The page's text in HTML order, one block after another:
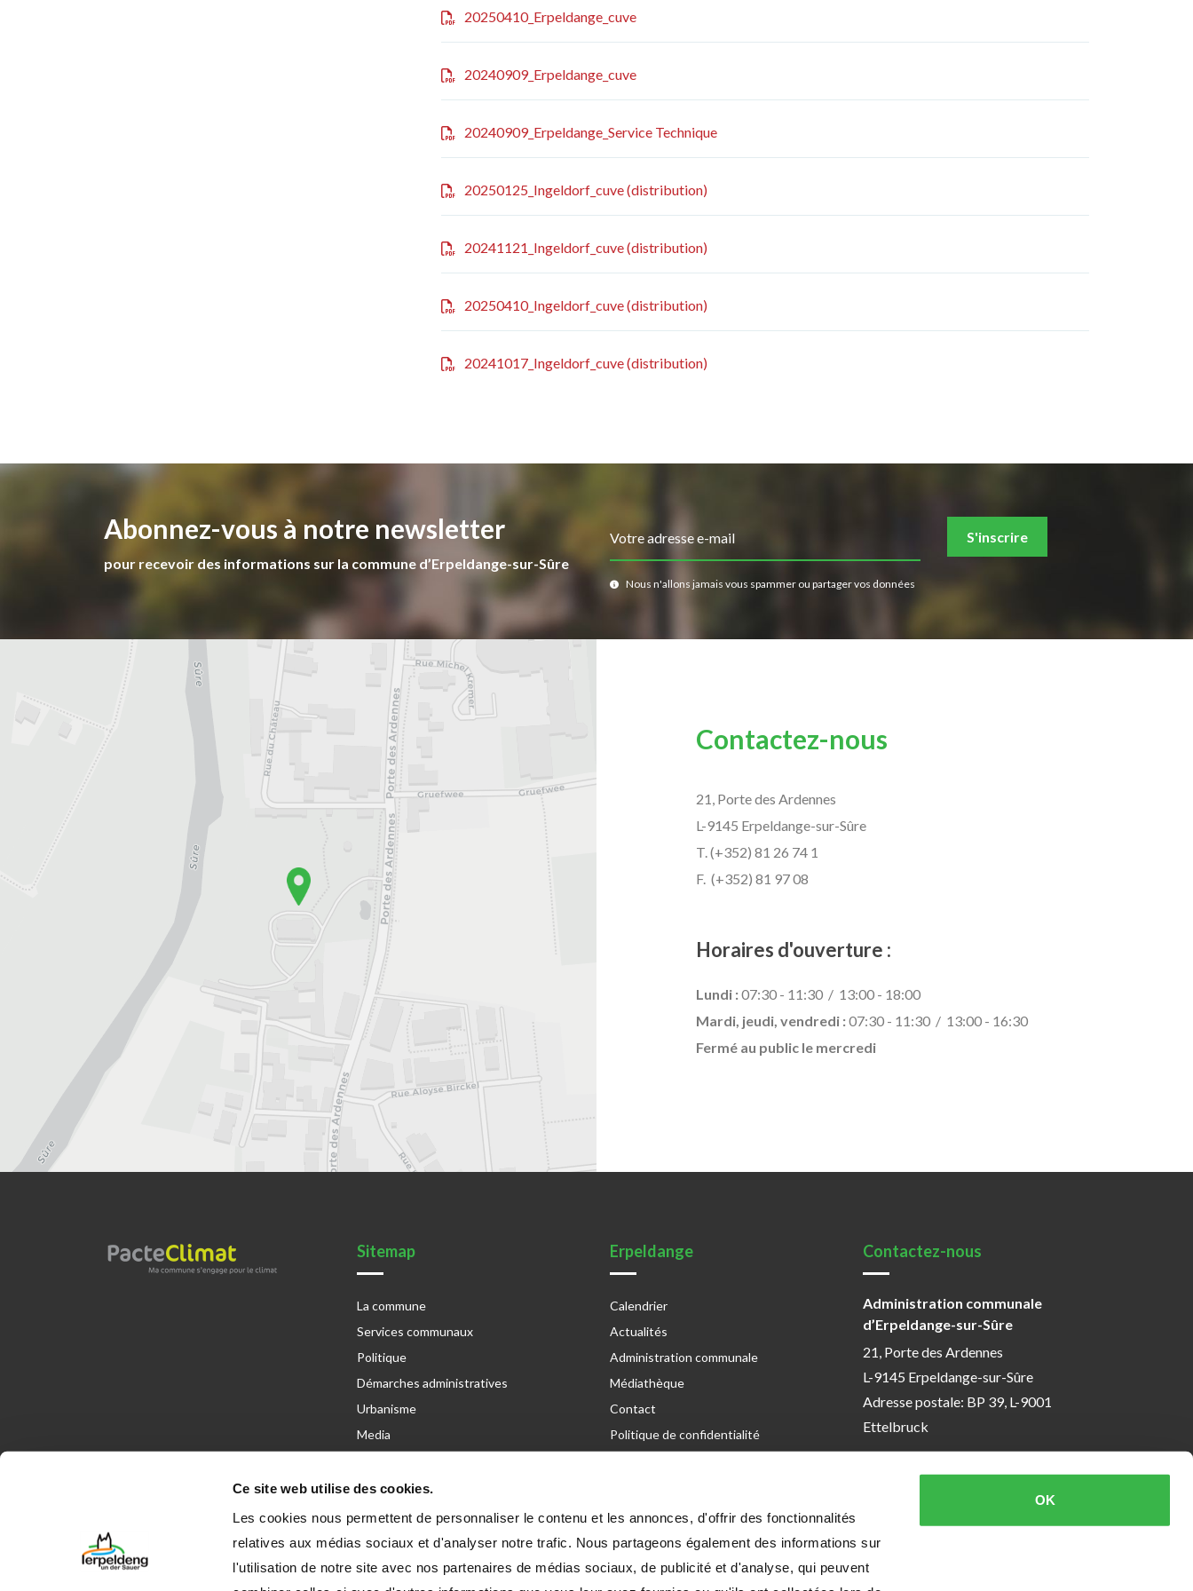
Ce site web utilise des cookies.
Les cookies nous permettent de personnaliser le contenu et les annonces, d'offrir des fonctionnalités
relatives aux médias sociaux et d'analyser notre trafic. Nous partageons également des informations sur
l'utilisation de notre site avec nos partenaires de médias sociaux, de publicité et d'analyse, qui peuvent
OK
20250410_Erpeldange_cuve
20240909_Erpeldange_cuve
20240909_Erpeldange_Service Technique
20250125_Ingeldorf_cuve (distribution)
20241121_Ingeldorf_cuve (distribution)
20250410_Ingeldorf_cuve (distribution)
20241017_Ingeldorf_cuve (distribution)
Abonnez-vous à notre newsletter
pour recevoir des informations sur la commune d’Erpeldange-sur-Sûre
Nous n'allons jamais vous spammer ou partager vos données
S'inscrire
Contactez-nous
21, Porte des Ardennes
L-9145 Erpeldange-sur-Sûre
T. (+352) 81 26 74 1
F. (+352) 81 97 08
Horaires d'ouverture :
Lundi :07:30 - 11:30 / 13:00 - 18:00
Mardi, jeudi, vendredi :07:30 - 11:30 / 13:00 - 16:30
Fermé au public le mercredi
Sitemap
La commune
Services communaux
Politique
Démarches administratives
Urbanisme
Media
Erpeldange
Calendrier
Actualités
Administration communale
Médiathèque
Contact
Politique de confidentialité
Contactez-nous
Administration communale
d’Erpeldange-sur-Sûre
21, Porte des Ardennes
L-9145 Erpeldange-sur-Sûre
Adresse postale: BP 39, L-9001
Ettelbruck
© 2023 Administration communale d’Erpeldange-sur-Sûre Conception & design